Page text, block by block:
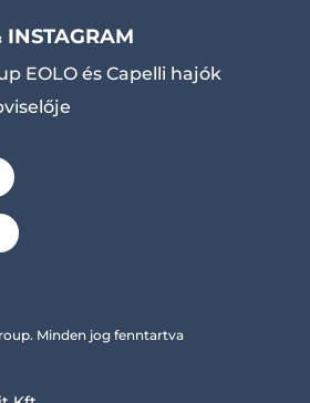
INSTAGRAM
EOLO és Capelli hajók
Minden jog fenntartva